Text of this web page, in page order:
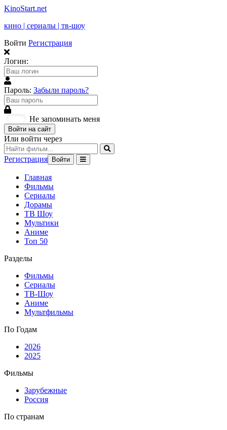
KinoStart.net
кино | сериалы | тв-шоу
Войти Регистрация
Логин:
Пароль: Забыли пароль?
Не запоминать меня
Войти на сайт
Или войти через
Регистрация Войти
Главная
Фильмы
Сериалы
Дорамы
ТВ Шоу
Мультики
Аниме
Топ 50
Разделы
Фильмы
Сериалы
ТВ-Шоу
Аниме
Мультфильмы
По Годам
2026
2025
Фильмы
Зарубежные
Россия
По странам